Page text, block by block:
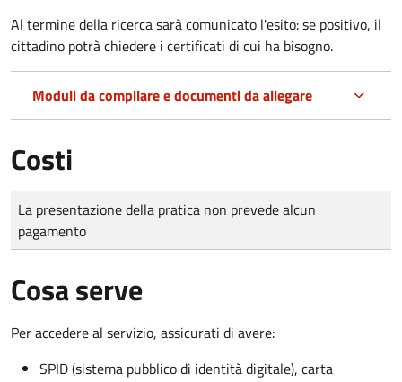
Al termine della ricerca sarà comunicato l'esito: se positivo, il
cittadino potrà chiedere i certificati di cui ha bisogno.
Moduli da compilare e documenti da allegare
Costi
Tipo di pagamento
Importo
La presentazione della pratica non prevede alcun
pagamento
Cosa serve
Per accedere al servizio, assicurati di avere:
SPID (sistema pubblico di identità digitale), carta